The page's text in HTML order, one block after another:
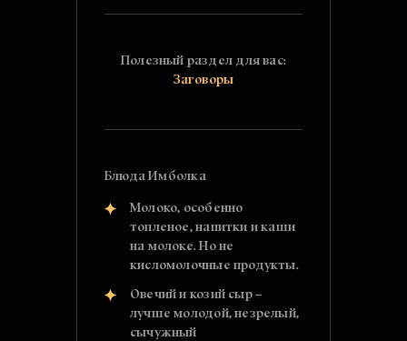
Полезный раздел для вас:
Заговоры
Блюда Имболка
Молоко, особенно
топленое, напитки и каши
на молоке. Но не
кисломолочные продукты.
Овечий и козий сыр –
лучше молодой, незрелый,
сычужный